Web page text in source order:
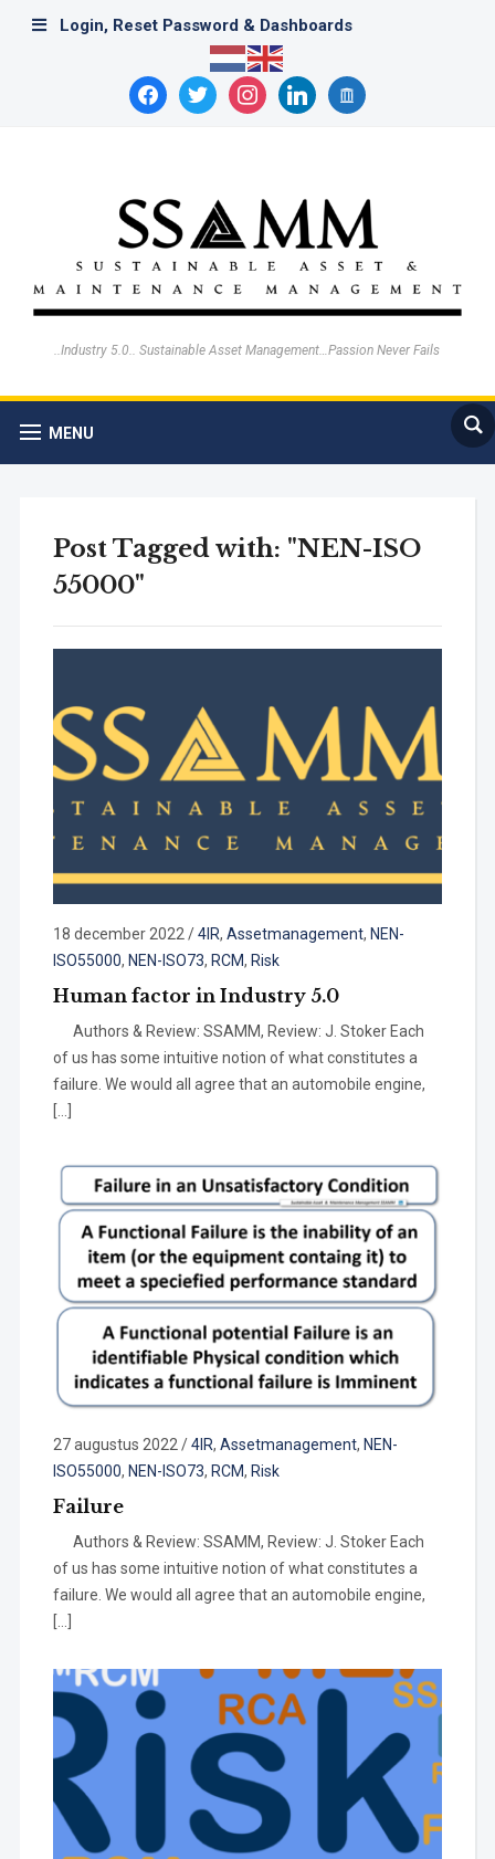
Login, Reset Password & Dashboards
facebooktwitter instagramlinkedinarchive
..Industry 5.0.. Sustainable Asset Management…Passion Never Fails
MENU
Post Tagged with: "NEN-ISO
55000"
18 december 2022/4IR, Assetmanagement, NEN-
ISO55000, NEN-ISO73, RCM, Risk
Human factor in Industry 5.0
Authors & Review: SSAMM, Review: J. Stoker Each
of us has some intuitive notion of what constitutes a
failure. We would all agree that an automobile engine,
[…]
27 augustus 2022 /4IR, Assetmanagement, NEN-
ISO55000, NEN-ISO73, RCM, Risk
Failure
Authors & Review: SSAMM, Review: J. Stoker Each
of us has some intuitive notion of what constitutes a
failure. We would all agree that an automobile engine,